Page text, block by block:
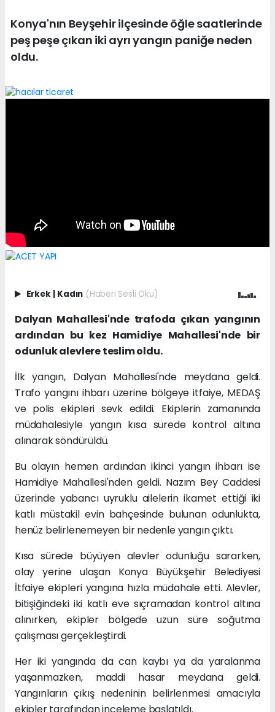
Konya'nın Beyşehir ilçesinde öğle saatlerinde
peş peşe çıkan iki ayrı yangın paniğe neden
oldu.
Erkek | Kadın (Haberi Sesli Oku)
Dalyan Mahallesi'nde trafoda çıkan yangının
ardından bu kez Hamidiye Mahallesi'nde bir
odunluk alevlere teslim oldu.
İlk yangın, Dalyan Mahallesi'nde meydana geldi.
Trafo yangını ihbarı üzerine bölgeye itfaiye, MEDAŞ
ve polis ekipleri sevk edildi. Ekiplerin zamanında
müdahalesiyle yangın kısa sürede kontrol altına
alınarak söndürüldü.
Bu olayın hemen ardından ikinci yangın ihbarı ise
Hamidiye Mahallesi'nden geldi. Nazım Bey Caddesi
üzerinde yabancı uyruklu ailelerin ikamet ettiği iki
katlı müstakil evin bahçesinde bulunan odunlukta,
henüz belirlenemeyen bir nedenle yangın çıktı.
Kısa sürede büyüyen alevler odunluğu sararken,
olay yerine ulaşan Konya Büyükşehir Belediyesi
İtfaiye ekipleri yangına hızla müdahale etti. Alevler,
bitişiğindeki iki katlı eve sıçramadan kontrol altına
alınırken, ekipler bölgede uzun süre soğutma
çalışması gerçekleştirdi.
Her iki yangında da can kaybı ya da yaralanma
yaşanmazken, maddi hasar meydana geldi.
Yangınların çıkış nedeninin belirlenmesi amacıyla
ekipler tarafından inceleme başlatıldı.